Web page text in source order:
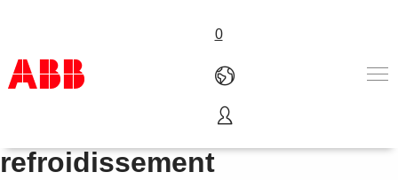
0
Produits & Services
Industries
Chauffage, ventilation et
refroidissement